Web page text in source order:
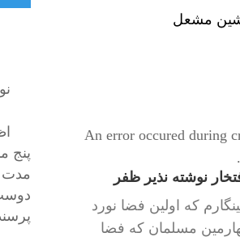
پنج
مدت
مشعل
An error occured during
نوشته نذیر ظفر
که اولین فضا نورد
مسلمان که فضا